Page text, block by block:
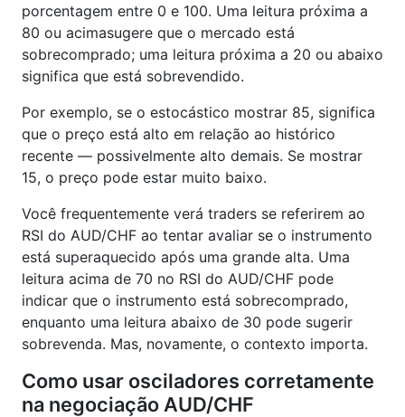
porcentagem entre 0 e 100. Uma leitura próxima a
80 ou acimasugere que o mercado está
sobrecomprado; uma leitura próxima a 20 ou abaixo
significa que está sobrevendido.
Por exemplo, se o estocástico mostrar 85, significa
que o preço está alto em relação ao histórico
recente — possivelmente alto demais. Se mostrar
15, o preço pode estar muito baixo.
Você frequentemente verá traders se referirem ao
RSI do AUD/CHF ao tentar avaliar se o instrumento
está superaquecido após uma grande alta. Uma
leitura acima de 70 no RSI do AUD/CHF pode
indicar que o instrumento está sobrecomprado,
enquanto uma leitura abaixo de 30 pode sugerir
sobrevenda. Mas, novamente, o contexto importa.
Como usar osciladores corretamente
na negociação AUD/CHF